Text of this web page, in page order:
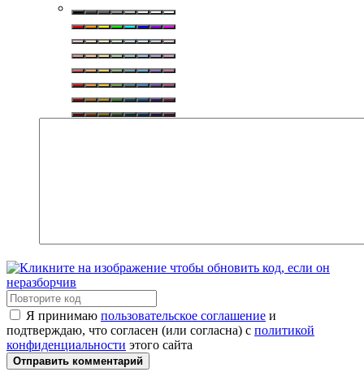
Я принимаю пользовательское соглашение и
подтверждаю, что согласен (или согласна) с политикой
конфиденциальности этого сайта
Отправить комментарий